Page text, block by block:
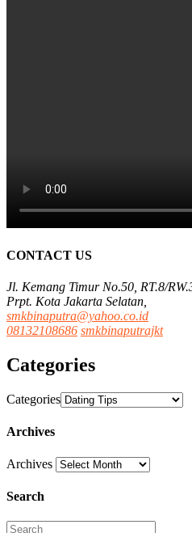
CONTACT US
Jl. Kemang Timur No.50, RT.8/
Prpt. Kota Jakarta Selatan,
smkbinaputra@yahoo.co.id
08132108686 smkbinaputrajkt
Categories
Categories
Archives
Archives
Search